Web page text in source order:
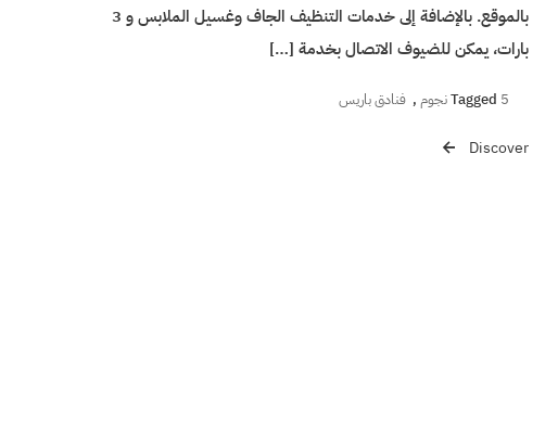
بالموقع. بالإضافة إلى خدمات التنظيف الجاف وغسيل الملابس و 3
بارات، يمكن للضيوف الاتصال بخدمة […]
Tagged 5 نجوم , فنادق باريس
Discover